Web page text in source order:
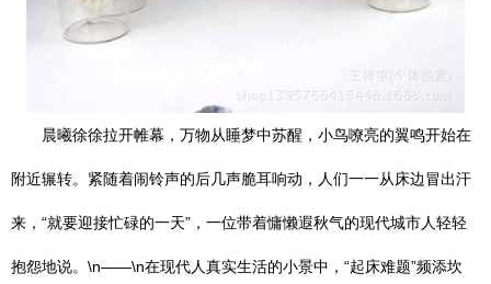
晨曦徐徐拉开帷幕，万物从睡梦中苏醒，小鸟嘹亮的翼鸣开始在
附近辗转。紧随着闹铃声的后几声脆耳响动，人们一一从床边冒出汗
来，“就要迎接忙碌的一天”，一位带着慵懒遐秋气的现代城市人轻轻
抱怨地说。\n——\n在现代人真实生活的小景中，“起床难题”频添坎